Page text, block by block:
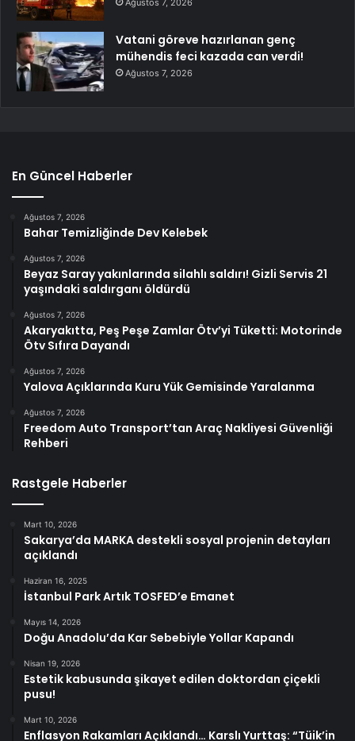
Vatani göreve hazırlanan genç
mühendis feci kazada can verdi!
Ağustos 7, 2026
En Güncel Haberler
Ağustos 7, 2026
Bahar Temizliğinde Dev Kelebek
Ağustos 7, 2026
Beyaz Saray yakınlarında silahlı saldırı! Gizli Servis 21
yaşındaki saldırganı öldürdü
Ağustos 7, 2026
Akaryakıtta, Peş Peşe Zamlar Ötv’yi Tüketti: Motorinde
Ötv Sıfıra Dayandı
Ağustos 7, 2026
Yalova Açıklarında Kuru Yük Gemisinde Yaralanma
Ağustos 7, 2026
Freedom Auto Transport’tan Araç Nakliyesi Güvenliği
Rehberi
Rastgele Haberler
Mart 10, 2026
Sakarya’da MARKA destekli sosyal projenin detayları
açıklandı
Haziran 16, 2025
İstanbul Park Artık TOSFED’e Emanet
Mayıs 14, 2026
Doğu Anadolu’da Kar Sebebiyle Yollar Kapandı
Nisan 19, 2026
Estetik kabusunda şikayet edilen doktordan çiçekli
pusu!
Mart 10, 2026
Enflasyon Rakamları Açıklandı… Karslı Yurttaş: “Tüik’in